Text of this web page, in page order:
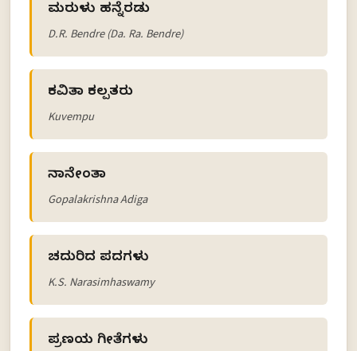
ಮರುಳು ಹನ್ನೆರಡು
D.R. Bendre (Da. Ra. Bendre)
ಕವಿತಾ ಕಲ್ಪತರು
Kuvempu
ನಾನೇಂತಾ
Gopalakrishna Adiga
ಚದುರಿದ ಪದಗಳು
K.S. Narasimhaswamy
ಪ್ರಣಯ ಗೀತೆಗಳು